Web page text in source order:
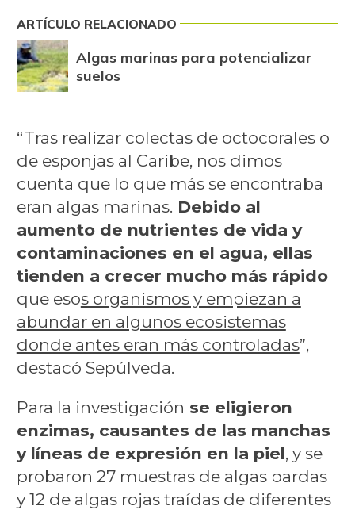
ARTÍCULO RELACIONADO
Algas marinas para potencializar
suelos
“Tras realizar colectas de octocorales o
de esponjas al Caribe, nos dimos
cuenta que lo que más se encontraba
eran algas marinas. Debido al
aumento de nutrientes de vida y
contaminaciones en el agua, ellas
tienden a crecer mucho más rápido
que esos organismos y empiezan a
abundar en algunos ecosistemas
donde antes eran más controladas”,
destacó Sepúlveda.
Para la investigación se eligieron
enzimas, causantes de las manchas
y líneas de expresión en la piel, y se
probaron 27 muestras de algas pardas
y 12 de algas rojas traídas de diferentes